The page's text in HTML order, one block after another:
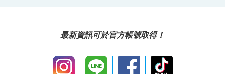
最新資訊可於官方帳號取得！